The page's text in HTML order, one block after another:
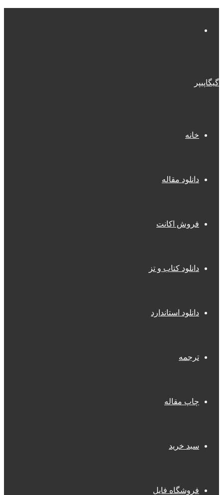
گیگاپیپر
خانه
دانلود مقاله
فروش اکانت
دانلود کتاب و تز
دانلود استاندارد
ترجمه
چاپ مقاله
سبد خرید
فروشگاه فایل